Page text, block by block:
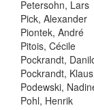
Petersohn, Lars
Pick, Alexander
Piontek, André
Pitois, Cécile
Pockrandt,
Pockrandt, Klaus
Podewski,
Pohl, Henrik